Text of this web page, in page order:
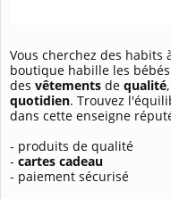
Vous cherchez des habits
boutique habille les
des vêtements de qualité,
quotidien. Trouvez
dans cette enseigne
- produits de qualité
- cartes cadeau
- paiement sécurisé